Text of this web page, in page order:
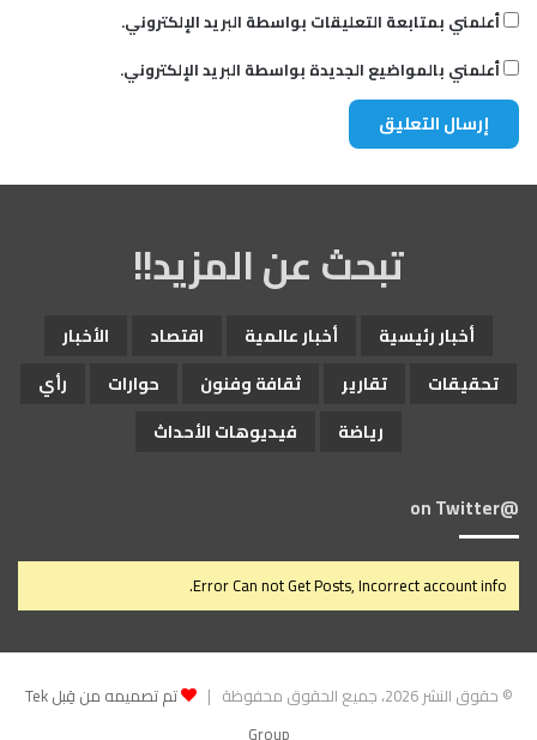
أعلمني بمتابعة التعليقات بواسطة البريد الإلكتروني.
أعلمني بالمواضيع الجديدة بواسطة البريد الإلكتروني.
تبحث عن المزيد!!
أخبار رئيسية أخبار عالمية اقتصاد
الأخبار
تحقيقات
تقارير ثقافة وفنون حوارات
رأي
رياضة
فيديوهات الأحداث
@on Twitter
Error Can not Get Posts, Incorrect account info.
© حقوق النشر 2026، جميع الحقوق محفوظة |
تم تصميمه من قِبل Tek
Group